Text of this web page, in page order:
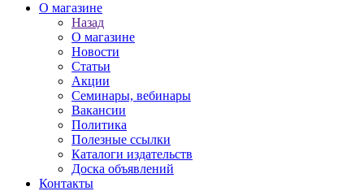
О магазине
Назад
О магазине
Новости
Статьи
Акции
Семинары, вебинары
Вакансии
Политика
Полезные ссылки
Каталоги издательств
Доска объявлений
Контакты